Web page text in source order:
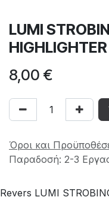
LUMI
8,00 €
Όροι και
Παραδοσή: 2-3
Revers LUMI